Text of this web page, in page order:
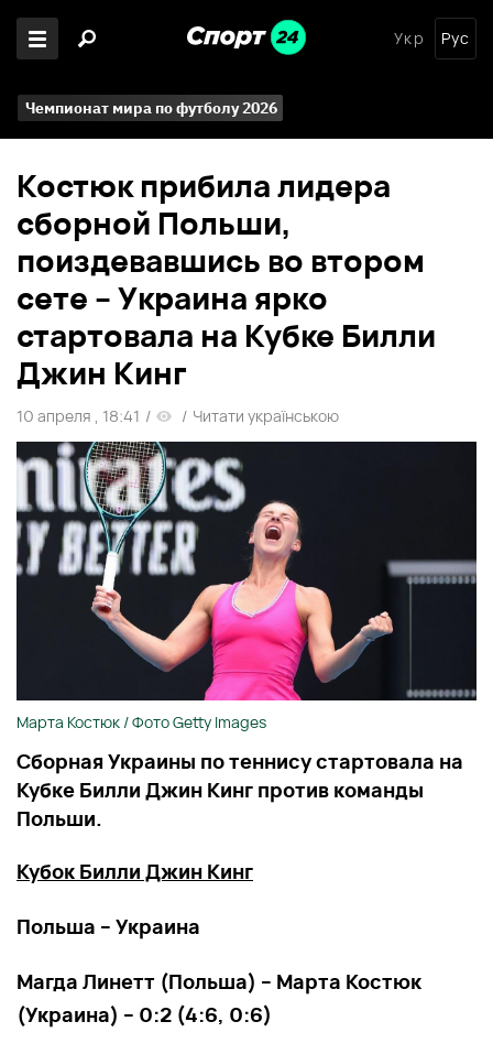
Укр Рус
Чемпионат мира по футболу 2026
Костюк прибила лидера
сборной Польши,
поиздевавшись во втором
сете – Украина ярко
стартовала на Кубке Билли
Джин Кинг
10 апреля , 18:41 / / Читати українською
Марта Костюк / Фото Getty Images
Сборная Украины по теннису стартовала на
Кубке Билли Джин Кинг против команды
Польши.
Кубок Билли Джин Кинг
Польша – Украина
Магда Линетт (Польша) – Марта Костюк
(Украина) – 0:2 (4:6, 0:6)